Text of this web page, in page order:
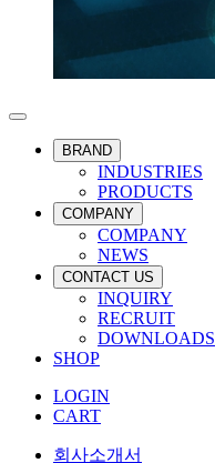
BRAND
INDUSTRIES
PRODUCTS
COMPANY
COMPANY
NEWS
CONTACT US
INQUIRY
RECRUIT
DOWNLOADS
SHOP
LOGIN
CART
회사소개서